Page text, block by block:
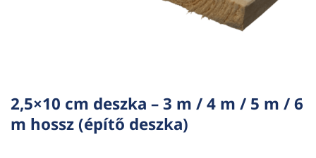
2,5×10 cm deszka – 3 m / 4 m / 5 m / 6
m hossz (építő deszka)